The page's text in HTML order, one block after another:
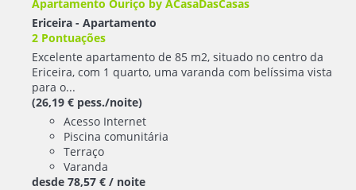
Apartamento Ouriço by ACasaDasCasas
Ericeira - Apartamento
2 Pontuações
Excelente apartamento de 85 m2, situado no centro da
Ericeira, com 1 quarto, uma varanda com belíssima vista
para o...
(26,19 € pess./noite)
Acesso Internet
Piscina comunitária
Terraço
Varanda
desde 78,57 € / noite